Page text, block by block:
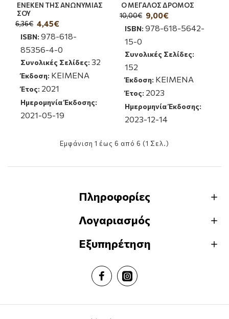
ΕΝΕΚΕΝ ΤΗΣ ΑΝΩΝΥΜΙΑΣ
ΣΟΥ
4,45€
6,36€
ISBN: 978-618-
85356-4-0
Συνολικές Σελίδες: 32
Έκδοση: ΚΕΙΜΕΝΑ
Έτος: 2021
Ημερομηνία Έκδοσης:
2021-05-19
Ο ΜΕΓΑΛΟΣ ΔΡΟΜΟΣ
9,00€
10,00€
ISBN: 978-618-5642-
15-0
Συνολικές Σελίδες:
152
Έκδοση: ΚΕΙΜΕΝΑ
Έτος: 2023
Ημερομηνία Έκδοσης:
2023-12-14
Εμφάνιση 1 έως 6 από 6 (1 Σελ.)
Πληροφορίες
Λογαριασμός
Εξυπηρέτηση